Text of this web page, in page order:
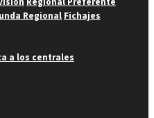
Regional Fichajes
a los centrales